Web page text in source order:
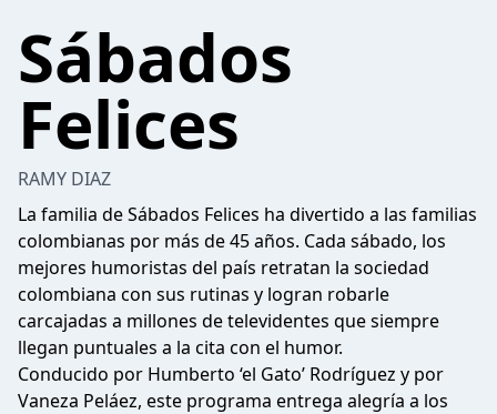
Sábados
Felices
RAMY DIAZ
La familia de Sábados Felices ha divertido a las familias
colombianas por más de 45 años. Cada sábado, los
mejores humoristas del país retratan la sociedad
colombiana con sus rutinas y logran robarle
carcajadas a millones de televidentes que siempre
llegan puntuales a la cita con el humor.
Conducido por Humberto ‘el Gato’ Rodríguez y por
Vaneza Peláez, este programa entrega alegría a los